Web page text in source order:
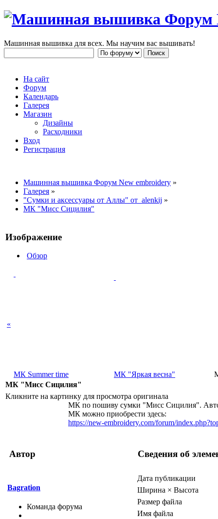
Машинная вышивка для всех. Мы научим вас вышивать!
На сайт
Форум
Календарь
Галерея
Магазин
Дизайны
Расходники
Вход
Регистрация
Машинная вышивка Форум New embroidery »
Галерея »
"Сумки и аксессуары от Аллы" от alenkij »
МК "Мисс Сицилия"
Изображение
Обзор
«
МК Summer time МК "Яркая весна"
МК "Мисс Сицилия"
Кликните на картинку для просмотра оригинала
МК по пошиву сумки "Мисс Сицилия".
МК можно приобрести здесь:
https://new-embroidery.com/forum/
Автор Сведения об
Bagration
Команда форума
Дата публикации
Ширина × Высота
Размер файла
Имя файла